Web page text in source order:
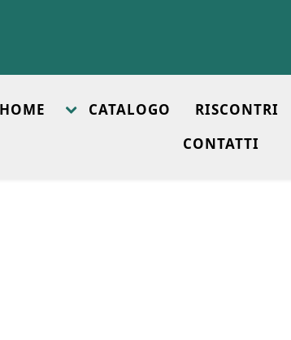
CATALOGO RISCONTRI
CONTATTI